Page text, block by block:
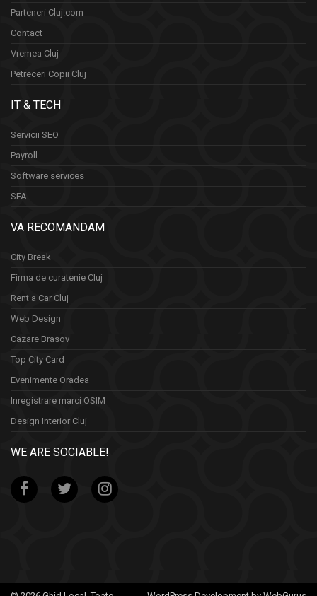
Parteneri Cluj.com
Contact
Vremea Cluj
Petreceri Copii Cluj
IT & TECH
Servicii SEO
Payroll
Software services
SFA
VA RECOMANDAM
City Break
Firma de curatenie Cluj
Rent a Car Cluj
Web Design
Cazare Brasov
Top City Card
Evenimente Oradea
Inregistrare marci OSIM
Design Interior Cluj
WE ARE SOCIABLE!